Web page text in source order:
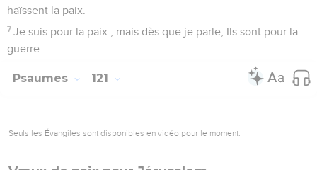
haïssent la paix.
7 Je suis pour la paix ; mais dès que je parle, Ils sont pour la
guerre.
Psaumes 121
Seuls les Évangiles sont disponibles en vidéo pour le moment.